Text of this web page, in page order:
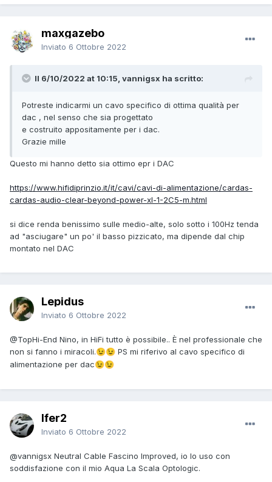
maxgazebo
Inviato 6 Ottobre 2022
Il 6/10/2022 at 10:15, vannigsx ha scritto:
Potreste indicarmi un cavo specifico di ottima qualità per
dac , nel senso che sia progettato
e costruito appositamente per i dac.
Grazie mille
Questo mi hanno detto sia ottimo epr i DAC
https://www.hifidiprinzio.it/it/cavi/cavi-di-alimentazione/cardas-
cardas-audio-clear-beyond-power-xl-1-2C5-m.html
si dice renda benissimo sulle medio-alte, solo sotto i 100Hz tenda
ad "asciugare" un po' il basso pizzicato, ma dipende dal chip
montato nel DAC
Lepidus
Inviato 6 Ottobre 2022
@TopHi-End Nino, in HiFi tutto è possibile.. È nel professionale che
non si fanno i miracoli.😉😉 PS mi riferivo al cavo specifico di
alimentazione per dac😉😉
Ifer2
Inviato 6 Ottobre 2022
@vannigsx Neutral Cable Fascino Improved, io lo uso con
soddisfazione con il mio Aqua La Scala Optologic.